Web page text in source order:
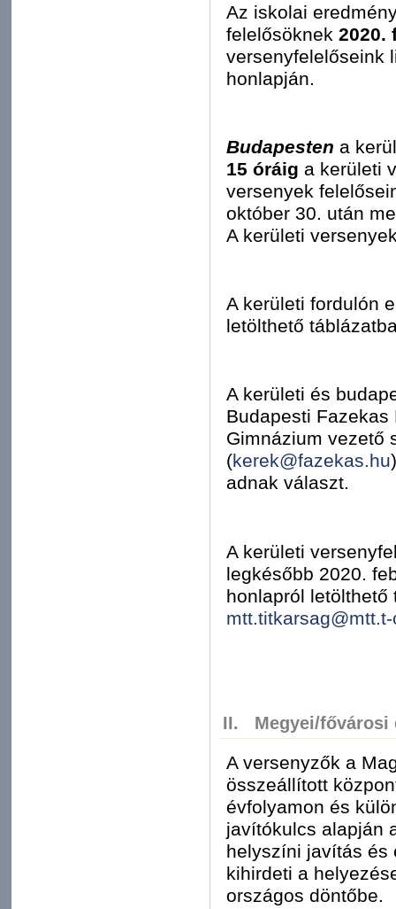
Az iskolai
felelősöknek 2020.
versenyfelelőseink
honlapján.
Budapesten a
15 óráig a kerületi
versenyek
október 30. után
A kerületi
A kerületi fordulón
letölthető
A kerületi és
Budapesti
Gimnázium vezető
(kerek@fazekas.hu
adnak választ.
A kerületi
legkésőbb 2020.
honlapról letölthető
II. Megyei/fővárosi
A versenyzők a
összeállított
évfolyamon és
javítókulcs alapján
helyszíni javítás és
kihirdeti a
országos döntőbe.